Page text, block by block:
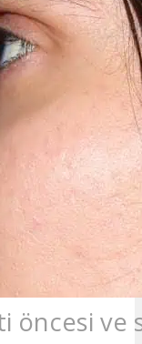
öncesi ve